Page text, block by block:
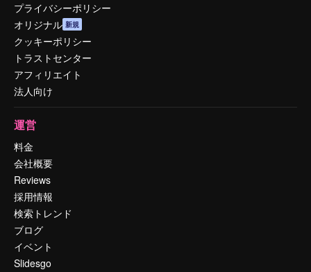
プライバシーポリシー
オリジナル 新規
クッキーポリシー
トラストセンター
アフィリエイト
法人向け
運営
料金
会社概要
Reviews
採用情報
検索トレンド
ブログ
イベント
Slidesgo